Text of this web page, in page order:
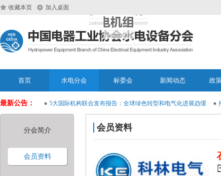
收藏本页 加入桌面
首页 水电分会 标委会 新闻动态 政
最新公告：
投入运行 5大国际机构联合发布报告：全球绿色转型和电气化进展趋缓 推
分会简介
会员资料
会员资料